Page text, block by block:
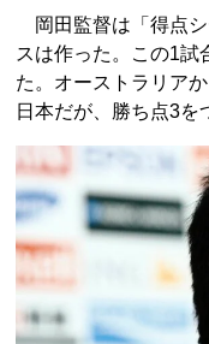
岡田監督は「得点シ
スは作った。この1試
た。オーストラリア
日本だが、勝ち点3を